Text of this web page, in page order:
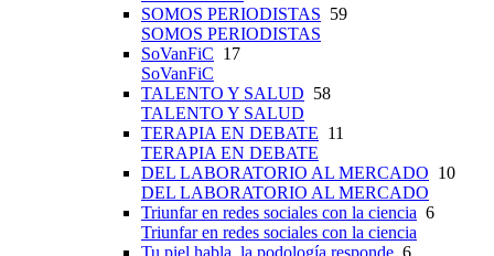
SOMOS PERIODISTAS 59
SOMOS PERIODISTAS
SoVanFiC 17
SoVanFiC
TALENTO Y SALUD 58
TALENTO Y SALUD
TERAPIA EN DEBATE 11
TERAPIA EN DEBATE
DEL LABORATORIO AL MERCADO 10
DEL LABORATORIO AL MERCADO
Triunfar en redes sociales con la ciencia 6
Triunfar en redes sociales con la ciencia